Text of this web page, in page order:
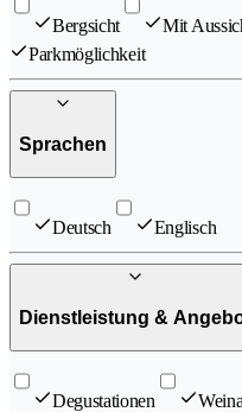
Bergsicht Mit
Parkmöglichkeit
Sprachen
Deutsch Englisch
Dienstleistung &
Degustationen